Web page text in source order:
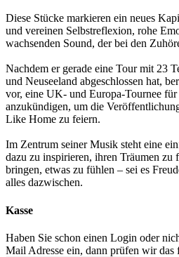
Diese Stücke markieren ein neues
und vereinen Selbstreflexion, rohe
wachsenden Sound, der bei den
Nachdem er gerade eine Tour mit 23
und Neuseeland abgeschlossen hat,
vor, eine UK- und Europa-Tournee
anzukündigen, um die
Like Home zu feiern.
Im Zentrum seiner Musik steht eine
dazu zu inspirieren, ihren Träumen zu
bringen, etwas zu fühlen – sei es
alles dazwischen.
Kasse
Haben Sie schon einen Login oder
Mail Adresse ein, dann prüfen wir das